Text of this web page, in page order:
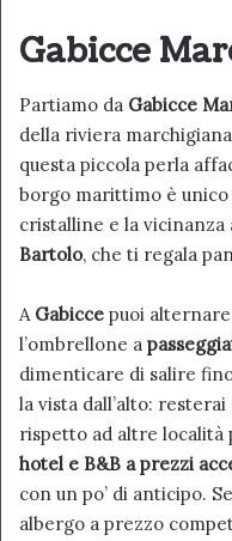
Gabicce
Partiamo da Gabicce
della riviera
questa piccola perla
borgo marittimo è unico
cristalline e la vicinanza
Bartolo, che ti regala
A Gabicce puoi alternare
l’ombrellone a
dimenticare di salire
la vista dall’alto:
rispetto ad altre località
hotel e B&B a prezzi
con un po’ di anticipo.
albergo a prezzo